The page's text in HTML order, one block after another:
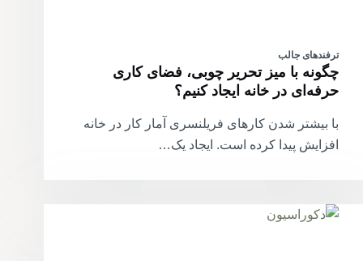
ترفندهای جالب
چگونه با میز تحریر چوبی، فضای کاری
حرفه‌ای در خانه ایجاد کنیم؟
با بیشتر شدن کارهای فریلنسری آمار کار در خانه
افزایش پیدا کرده است. ایجاد یک…